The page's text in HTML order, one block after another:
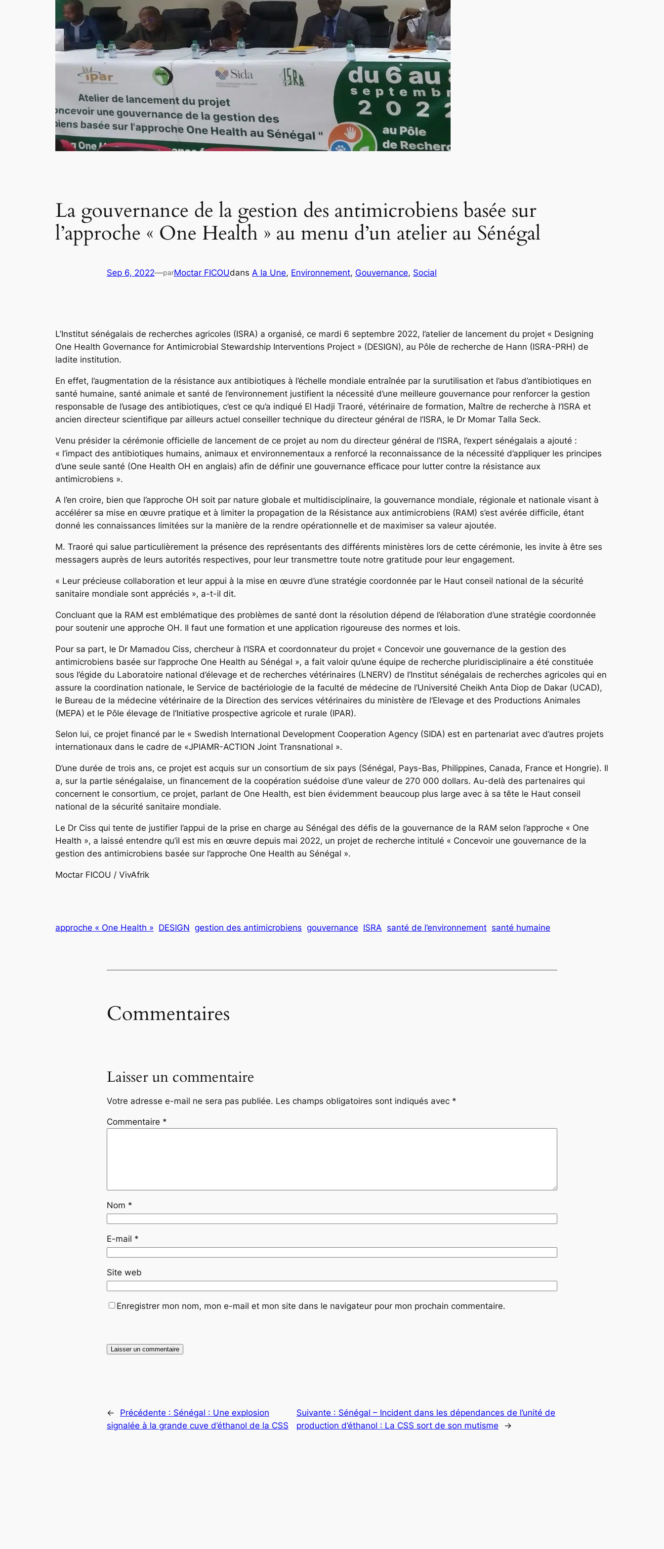
La gouvernance de la gestion des antimicrobiens basée sur
l’approche « One Health » au menu d’un atelier au Sénégal
Sep 6, 2022—parMoctar FICOUdans A la Une, Environnement, Gouvernance, Social
L’Institut sénégalais de recherches agricoles (ISRA) a organisé, ce mardi 6 septembre 2022, l’atelier de lancement du projet « Designing
One Health Governance for Antimicrobial Stewardship Interventions Project » (DESIGN), au Pôle de recherche de Hann (ISRA-PRH) de
ladite institution.
En effet, l’augmentation de la résistance aux antibiotiques à l’échelle mondiale entraînée par la surutilisation et l’abus d’antibiotiques en
santé humaine, santé animale et santé de l’environnement justifient la nécessité d’une meilleure gouvernance pour renforcer la gestion
responsable de l’usage des antibiotiques, c’est ce qu’a indiqué El Hadji Traoré, vétérinaire de formation, Maître de recherche à l’ISRA et
ancien directeur scientifique par ailleurs actuel conseiller technique du directeur général de l’ISRA, le Dr Momar Talla Seck.
Venu présider la cérémonie officielle de lancement de ce projet au nom du directeur général de l’ISRA, l’expert sénégalais a ajouté :
« l’impact des antibiotiques humains, animaux et environnementaux a renforcé la reconnaissance de la nécessité d’appliquer les principes
d’une seule santé (One Health OH en anglais) afin de définir une gouvernance efficace pour lutter contre la résistance aux
antimicrobiens ».
A l’en croire, bien que l’approche OH soit par nature globale et multidisciplinaire, la gouvernance mondiale, régionale et nationale visant à
accélérer sa mise en œuvre pratique et à limiter la propagation de la Résistance aux antimicrobiens (RAM) s’est avérée difficile, étant
donné les connaissances limitées sur la manière de la rendre opérationnelle et de maximiser sa valeur ajoutée.
M. Traoré qui salue particulièrement la présence des représentants des différents ministères lors de cette cérémonie, les invite à être ses
messagers auprès de leurs autorités respectives, pour leur transmettre toute notre gratitude pour leur engagement.
« Leur précieuse collaboration et leur appui à la mise en œuvre d’une stratégie coordonnée par le Haut conseil national de la sécurité
sanitaire mondiale sont appréciés », a-t-il dit.
Concluant que la RAM est emblématique des problèmes de santé dont la résolution dépend de l’élaboration d’une stratégie coordonnée
pour soutenir une approche OH. Il faut une formation et une application rigoureuse des normes et lois.
Pour sa part, le Dr Mamadou Ciss, chercheur à l’ISRA et coordonnateur du projet « Concevoir une gouvernance de la gestion des
antimicrobiens basée sur l’approche One Health au Sénégal », a fait valoir qu’une équipe de recherche pluridisciplinaire a été constituée
sous l’égide du Laboratoire national d’élevage et de recherches vétérinaires (LNERV) de l’Institut sénégalais de recherches agricoles qui en
assure la coordination nationale, le Service de bactériologie de la faculté de médecine de l’Université Cheikh Anta Diop de Dakar (UCAD),
le Bureau de la médecine vétérinaire de la Direction des services vétérinaires du ministère de l’Elevage et des Productions Animales
(MEPA) et le Pôle élevage de l’Initiative prospective agricole et rurale (IPAR).
Selon lui, ce projet financé par le « Swedish International Development Cooperation Agency (SIDA) est en partenariat avec d’autres projets
internationaux dans le cadre de «JPIAMR-ACTION Joint Transnational ».
D’une durée de trois ans, ce projet est acquis sur un consortium de six pays (Sénégal, Pays-Bas, Philippines, Canada, France et Hongrie). Il
a, sur la partie sénégalaise, un financement de la coopération suédoise d’une valeur de 270 000 dollars. Au-delà des partenaires qui
concernent le consortium, ce projet, parlant de One Health, est bien évidemment beaucoup plus large avec à sa tête le Haut conseil
national de la sécurité sanitaire mondiale.
Le Dr Ciss qui tente de justifier l’appui de la prise en charge au Sénégal des défis de la gouvernance de la RAM selon l’approche « One
Health », a laissé entendre qu’il est mis en œuvre depuis mai 2022, un projet de recherche intitulé « Concevoir une gouvernance de la
gestion des antimicrobiens basée sur l’approche One Health au Sénégal ».
Moctar FICOU / VivAfrik
approche « One Health » DESIGN gestion des antimicrobiens gouvernance ISRA santé de l’environnement santé humaine
Commentaires
Laisser un commentaire
Votre adresse e-mail ne sera pas publiée. Les champs obligatoires sont indiqués avec *
Commentaire *
Nom *
E-mail *
Site web
Enregistrer mon nom, mon e-mail et mon site dans le navigateur pour mon prochain commentaire.
← Précédente : Sénégal : Une explosion
signalée à la grande cuve d’éthanol de la CSS
Suivante : Sénégal – Incident dans les dépendances de l’unité de
production d’éthanol : La CSS sort de son mutisme
→